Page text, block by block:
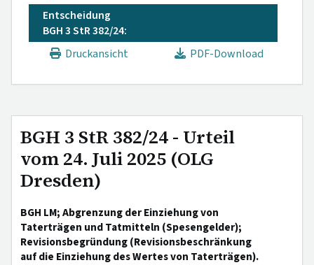
Entscheidung
BGH 3 StR 382/24:
Druckansicht
PDF-Download
BGH 3 StR 382/24 - Urteil
vom 24. Juli 2025 (OLG
Dresden)
BGH LM; Abgrenzung der Einziehung von
Taterträgen und Tatmitteln (Spesengelder);
Revisionsbegründung (Revisionsbeschränkung
auf die Einziehung des Wertes von Taterträgen).